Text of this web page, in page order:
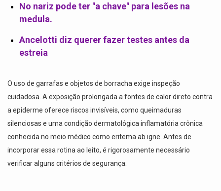
No nariz pode ter "a chave" para lesões na
medula.
Ancelotti diz querer fazer testes antes da
estreia
O uso de garrafas e objetos de borracha exige inspeção
cuidadosa. A exposição prolongada a fontes de calor direto contra
a epiderme oferece riscos invisíveis, como queimaduras
silenciosas e uma condição dermatológica inflamatória crônica
conhecida no meio médico como eritema ab igne. Antes de
incorporar essa rotina ao leito, é rigorosamente necessário
verificar alguns critérios de segurança: